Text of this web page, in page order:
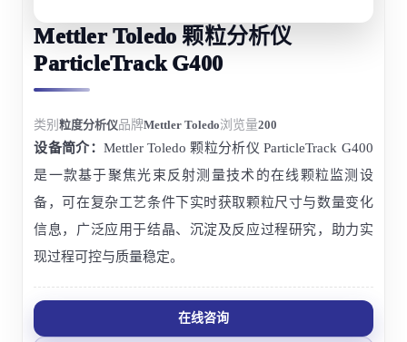
Mettler Toledo 颗粒分析仪
ParticleTrack G400
类别粒度分析仪品牌Mettler Toledo浏览量200
设备简介： Mettler Toledo 颗粒分析仪 ParticleTrack G400
是一款基于聚焦光束反射测量技术的在线颗粒监测设
备，可在复杂工艺条件下实时获取颗粒尺寸与数量变化
信息，广泛应用于结晶、沉淀及反应过程研究，助力实
现过程可控与质量稳定。
在线咨询